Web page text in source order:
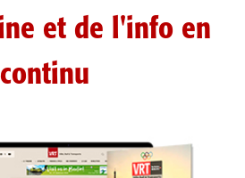
et de l'info en
continu